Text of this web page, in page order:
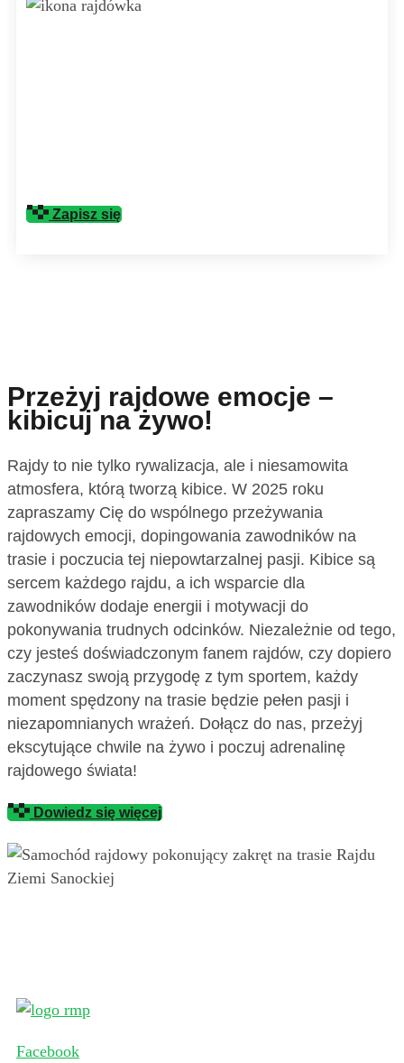
Zapisz się
Przeżyj rajdowe emocje –
kibicuj na żywo!
Rajdy to nie tylko rywalizacja, ale i niesamowita
atmosfera, którą tworzą kibice. W 2025 roku
zapraszamy Cię do wspólnego przeżywania
rajdowych emocji, dopingowania zawodników na
trasie i poczucia tej niepowtarzalnej pasji. Kibice są
sercem każdego rajdu, a ich wsparcie dla
zawodników dodaje energii i motywacji do
pokonywania trudnych odcinków. Niezależnie od tego,
czy jesteś doświadczonym fanem rajdów, czy dopiero
zaczynasz swoją przygodę z tym sportem, każdy
moment spędzony na trasie będzie pełen pasji i
niezapomnianych wrażeń. Dołącz do nas, przeżyj
ekscytujące chwile na żywo i poczuj adrenalinę
rajdowego świata!
Dowiedz się więcej
Facebook